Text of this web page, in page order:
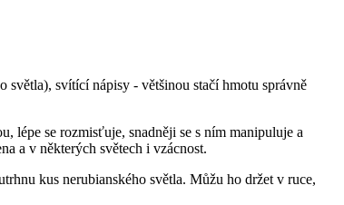
svítící nápisy - většinou stačí hmotu správně
lépe se rozmisťuje, snadněji se s ním manipuluje a
a v některých světech i vzácnost.
kus nerubianského světla. Můžu ho držet v ruce,